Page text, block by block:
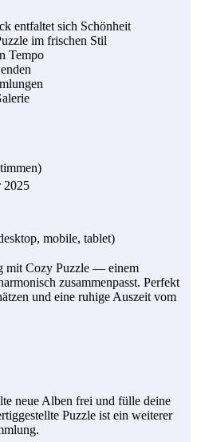
)
2025
mobile, tablet)
mit Cozy Puzzle — einem
zusammenpasst. Perfekt
und eine ruhige Auszeit vom
neue Alben frei und fülle deine
Puzzle ist ein weiterer